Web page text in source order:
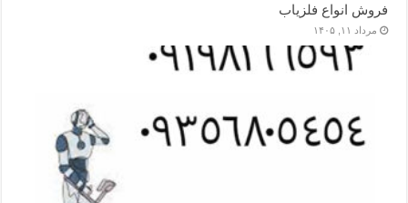
فروش انواع فلزیاب
مرداد ۱۱, ۱۴۰۵